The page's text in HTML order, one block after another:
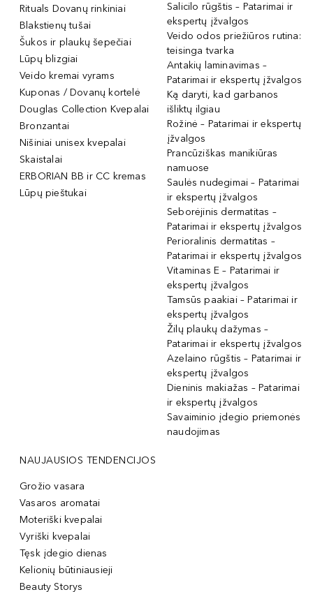
Rituals Dovanų rinkiniai
Blakstienų tušai
Šukos ir plaukų šepečiai
Lūpų blizgiai
Veido kremai vyrams
Kuponas / Dovanų kortelė
Douglas Collection Kvepalai
Bronzantai
Nišiniai unisex kvepalai
Skaistalai
ERBORIAN BB ir CC kremas
Lūpų pieštukai
Salicilo rūgštis – Patarimai ir
ekspertų įžvalgos
Veido odos priežiūros rutina:
teisinga tvarka
Antakių laminavimas –
Patarimai ir ekspertų įžvalgos
Ką daryti, kad garbanos
išliktų ilgiau
Rožinė – Patarimai ir ekspertų
įžvalgos
Prancūziškas manikiūras
namuose
Saulės nudegimai – Patarimai
ir ekspertų įžvalgos
Seborėjinis dermatitas –
Patarimai ir ekspertų įžvalgos
Perioralinis dermatitas –
Patarimai ir ekspertų įžvalgos
Vitaminas E – Patarimai ir
ekspertų įžvalgos
Tamsūs paakiai – Patarimai ir
ekspertų įžvalgos
Žilų plaukų dažymas –
Patarimai ir ekspertų įžvalgos
Azelaino rūgštis – Patarimai ir
ekspertų įžvalgos
Dieninis makiažas – Patarimai
ir ekspertų įžvalgos
Savaiminio įdegio priemonės
naudojimas
NAUJAUSIOS TENDENCIJOS
Grožio vasara
Vasaros aromatai
Moteriški kvepalai
Vyriški kvepalai
Tęsk įdegio dienas
Kelionių būtiniausieji
Beauty Storys